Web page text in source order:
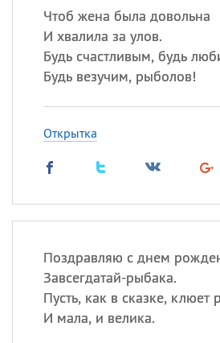
Чтоб жена была довольна
И хвалила за улов.
Будь счастливым, будь
Будь везучим, рыболов!
Открытка
Поздравляю с днем
Завсегдатай-рыбака.
Пусть, как в сказке, клюет
И мала, и велика.